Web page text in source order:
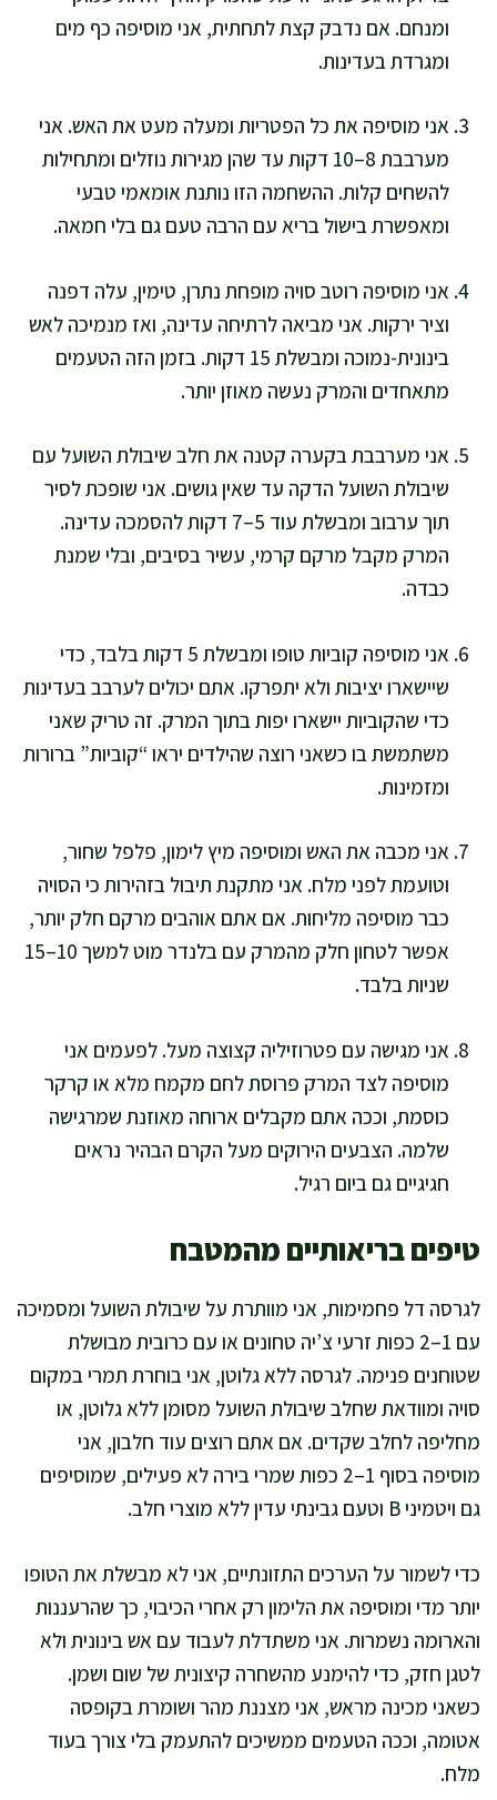
ומנחם. אם נדבק קצת לתחתית, אני מוסיפה כף מים
ומגרדת בעדינות.
אני מוסיפה את כל הפטריות ומעלה מעט את האש. אני
מערבבת 8–10 דקות עד שהן מגירות נוזלים ומתחילות
להשחים קלות. ההשחמה הזו נותנת אומאמי טבעי
ומאפשרת בישול בריא עם הרבה טעם גם בלי חמאה.
אני מוסיפה רוטב סויה מופחת נתרן, טימין, עלה דפנה
וציר ירקות. אני מביאה לרתיחה עדינה, ואז מנמיכה לאש
בינונית-נמוכה ומבשלת 15 דקות. בזמן הזה הטעמים
מתאחדים והמרק נעשה מאוזן יותר.
אני מערבבת בקערה קטנה את חלב שיבולת השועל עם
שיבולת השועל הדקה עד שאין גושים. אני שופכת לסיר
תוך ערבוב ומבשלת עוד 5–7 דקות להסמכה עדינה.
המרק מקבל מרקם קרמי, עשיר בסיבים, ובלי שמנת
כבדה.
אני מוסיפה קוביות טופו ומבשלת 5 דקות בלבד, כדי
שיישארו יציבות ולא יתפרקו. אתם יכולים לערבב בעדינות
כדי שהקוביות יישארו יפות בתוך המרק. זה טריק שאני
משתמשת בו כשאני רוצה שהילדים יראו “קוביות” ברורות
ומזמינות.
אני מכבה את האש ומוסיפה מיץ לימון, פלפל שחור,
וטועמת לפני מלח. אני מתקנת תיבול בזהירות כי הסויה
כבר מוסיפה מליחות. אם אתם אוהבים מרקם חלק יותר,
אפשר לטחון חלק מהמרק עם בלנדר מוט למשך 10–15
שניות בלבד.
אני מגישה עם פטרוזיליה קצוצה מעל. לפעמים אני
מוסיפה לצד המרק פרוסת לחם מקמח מלא או קרקר
כוסמת, וככה אתם מקבלים ארוחה מאוזנת שמרגישה
שלמה. הצבעים הירוקים מעל הקרם הבהיר נראים
חגיגיים גם ביום רגיל.
טיפים בריאותיים מהמטבח
לגרסה דל פחמימות, אני מוותרת על שיבולת השועל ומסמיכה
עם 1–2 כפות זרעי צ’יה טחונים או עם כרובית מבושלת
שטוחנים פנימה. לגרסה ללא גלוטן, אני בוחרת תמרי במקום
סויה ומוודאת שחלב שיבולת השועל מסומן ללא גלוטן, או
מחליפה לחלב שקדים. אם אתם רוצים עוד חלבון, אני
מוסיפה בסוף 1–2 כפות שמרי בירה לא פעילים, שמוסיפים
גם ויטמיני B וטעם גבינתי עדין ללא מוצרי חלב.
כדי לשמור על הערכים התזונתיים, אני לא מבשלת את הטופו
יותר מדי ומוסיפה את הלימון רק אחרי הכיבוי, כך שהרעננות
והארומה נשמרות. אני משתדלת לעבוד עם אש בינונית ולא
לטגן חזק, כדי להימנע מהשחרה קיצונית של שום ושמן.
כשאני מכינה מראש, אני מצננת מהר ושומרת בקופסה
אטומה, וככה הטעמים ממשיכים להתעמק בלי צורך בעוד
מלח.